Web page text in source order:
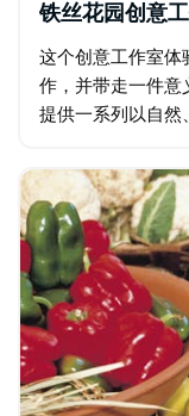
铁丝花园创意
这个创意工作室体
作，并带走一件意
提供一系列以自然
过程。工作坊内